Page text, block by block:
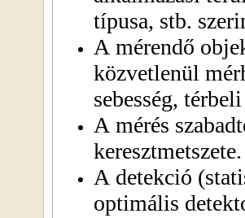
típusa, stb.
A mérendő
közvetlenül
sebesség,
A mérés
keresztmetszete.
A detekció
optimális